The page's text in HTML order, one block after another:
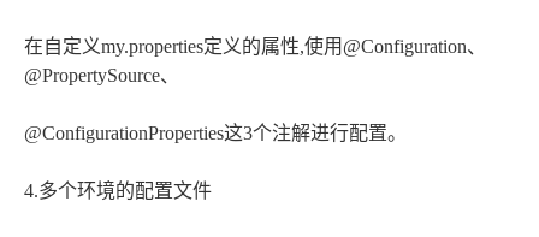
在自定义my.properties定义的属性,使用@Configuration、
@PropertySource、
@ConfigurationProperties这3个注解进行配置。
4.多个环境的配置文件